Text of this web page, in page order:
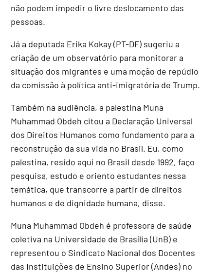
não podem impedir o livre deslocamento das
pessoas.
Já a deputada Erika Kokay (PT-DF) sugeriu a
criação de um observatório para monitorar a
situação dos migrantes e uma moção de repúdio
da comissão à política anti-imigratória de Trump.
Também na audiência, a palestina Muna
Muhammad Obdeh citou a Declaração Universal
dos Direitos Humanos como fundamento para a
reconstrução da sua vida no Brasil. Eu, como
palestina, resido aqui no Brasil desde 1992, faço
pesquisa, estudo e oriento estudantes nessa
temática, que transcorre a partir de direitos
humanos e de dignidade humana, disse.
Muna Muhammad Obdeh é professora de saúde
coletiva na Universidade de Brasília (UnB) e
representou o Sindicato Nacional dos Docentes
das Instituições de Ensino Superior (Andes) no